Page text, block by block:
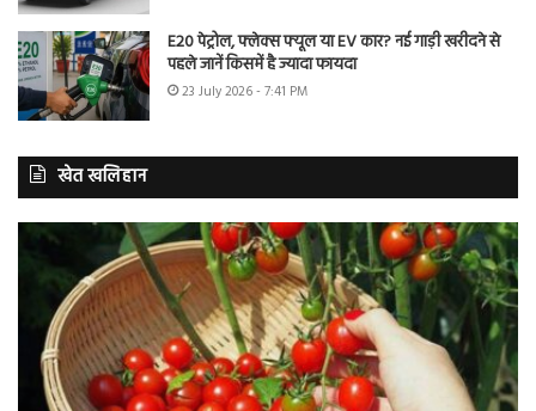
E20 पेट्रोल, फ्लेक्स फ्यूल या EV कार? नई गाड़ी खरीदने से
पहले जानें किसमें है ज्यादा फायदा
23 July 2026 - 7:41 PM
खेत खलिहान